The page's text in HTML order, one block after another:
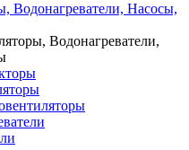
Водонагреватели, Насосы,
Водонагреватели,